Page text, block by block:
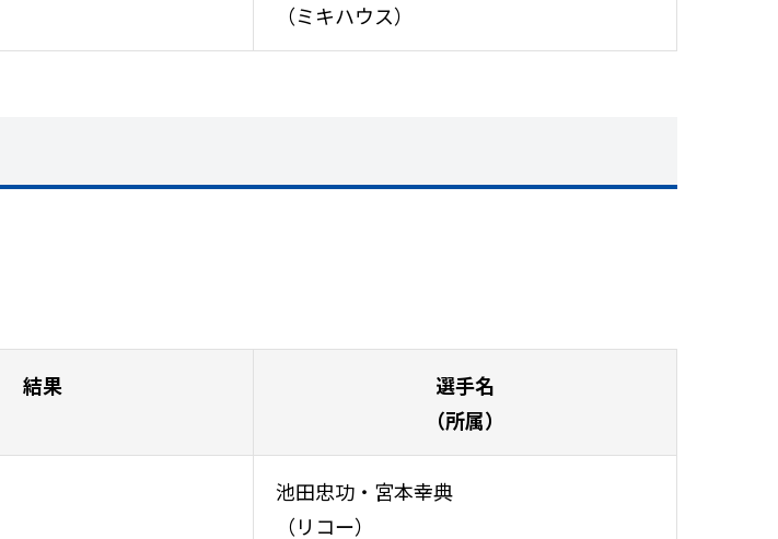
（ミキハウス）
結果
選手名
（所属）
池田忠功・宮本幸典
（リコー）